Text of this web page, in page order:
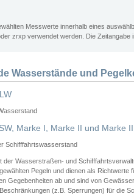
Messwerte innerhalb eines
zrxp verwendet werden. Die Zeitangabe
Wasserstände und
Marke I, Marke II und Marke
Schifffahrtswasserstand
der Wasserstraßen- und
Pegeln und dienen als Richtwerte
Gegebenheiten ab und sind von
(z.B. Sperrungen) für die